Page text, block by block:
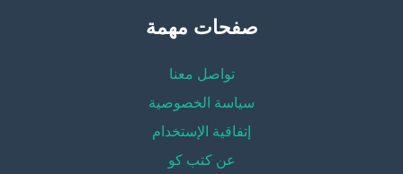
صفحات مهمة
تواصل معنا
سياسة الخصوصية
إتفاقية الإستخدام
عن كتب كو